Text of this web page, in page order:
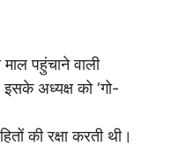
पहुंचाने वाली
अध्यक्ष को ‘गो-
की रक्षा करती थी।